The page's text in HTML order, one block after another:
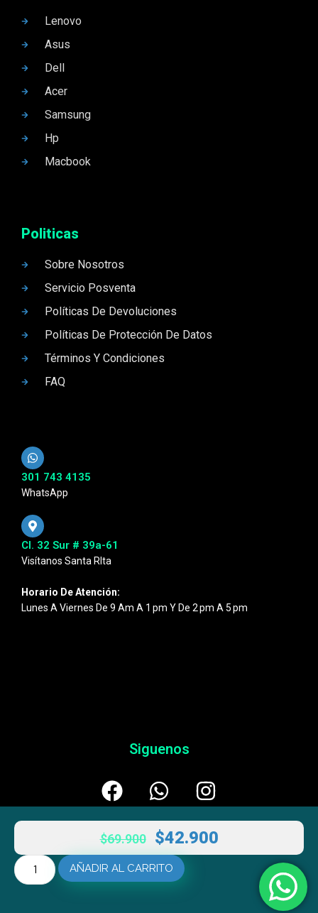
$69.900 $42.900
AÑADIR AL CARRITO
Lenovo
Asus
Dell
Acer
Samsung
Hp
Macbook
Politicas
Sobre Nosotros
Servicio Posventa
Políticas De Devoluciones
Políticas De Protección De Datos
Términos Y Condiciones
FAQ
301 743 4135
WhatsApp
Cl. 32 Sur # 39a-61
Visítanos Santa RIta
Horario De Atención:
Lunes A Viernes De 9 Am A 1 Pm Y De 2 Pm A 5 Pm
Siguenos